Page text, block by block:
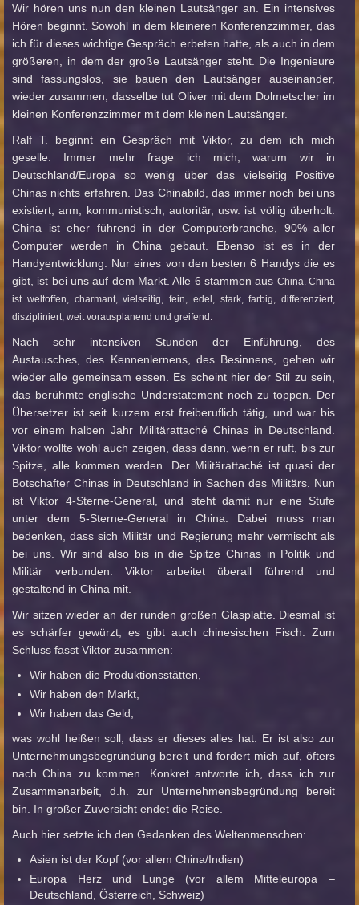
Wir hören uns nun den kleinen Lautsänger an. Ein intensives
Hören beginnt. Sowohl in dem kleineren Konferenzzimmer, das
ich für dieses wichtige Gespräch erbeten hatte, als auch in dem
größeren, in dem der große Lautsänger steht. Die Ingenieure
sind fassungslos, sie bauen den Lautsänger auseinander,
wieder zusammen, dasselbe tut Oliver mit dem Dolmetscher im
kleinen Konferenzzimmer mit dem kleinen Lautsänger.
Ralf T. beginnt ein Gespräch mit Viktor, zu dem ich mich
geselle. Immer mehr frage ich mich, warum wir in
Deutschland/Europa so wenig über das vielseitig Positive
Chinas nichts erfahren. Das Chinabild, das immer noch bei uns
existiert, arm, kommunistisch, autoritär, usw. ist völlig überholt.
China ist eher führend in der Computerbranche, 90% aller
Computer werden in China gebaut. Ebenso ist es in der
Handyentwicklung. Nur eines von den besten 6 Handys die es
gibt, ist bei uns auf dem Markt. Alle 6 stammen aus China. China
ist weltoffen, charmant, vielseitig, fein, edel, stark, farbig, differenziert,
diszipliniert, weit vorausplanend und greifend.
Nach sehr intensiven Stunden der Einführung, des
Austausches, des Kennenlernens, des Besinnens, gehen wir
wieder alle gemeinsam essen. Es scheint hier der Stil zu sein,
das berühmte englische Understatement noch zu toppen. Der
Übersetzer ist seit kurzem erst freiberuflich tätig, und war bis
vor einem halben Jahr Militärattaché Chinas in Deutschland.
Viktor wollte wohl auch zeigen, dass dann, wenn er ruft, bis zur
Spitze, alle kommen werden. Der Militärattaché ist quasi der
Botschafter Chinas in Deutschland in Sachen des Militärs. Nun
ist Viktor 4-Sterne-General, und steht damit nur eine Stufe
unter dem 5-Sterne-General in China. Dabei muss man
bedenken, dass sich Militär und Regierung mehr vermischt als
bei uns. Wir sind also bis in die Spitze Chinas in Politik und
Militär verbunden. Viktor arbeitet überall führend und
gestaltend in China mit.
Wir sitzen wieder an der runden großen Glasplatte. Diesmal ist
es schärfer gewürzt, es gibt auch chinesischen Fisch. Zum
Schluss fasst Viktor zusammen:
Wir haben die Produktionsstätten,
Wir haben den Markt,
Wir haben das Geld,
was wohl heißen soll, dass er dieses alles hat. Er ist also zur
Unternehmungsbegründung bereit und fordert mich auf, öfters
nach China zu kommen. Konkret antworte ich, dass ich zur
Zusammenarbeit, d.h. zur Unternehmensbegründung bereit
bin. In großer Zuversicht endet die Reise.
Auch hier setzte ich den Gedanken des Weltenmenschen:
Asien ist der Kopf (vor allem China/Indien)
Europa Herz und Lunge (vor allem Mitteleuropa –
Deutschland, Österreich, Schweiz)